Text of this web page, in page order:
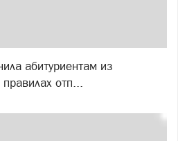
абитуриентам из
отп...